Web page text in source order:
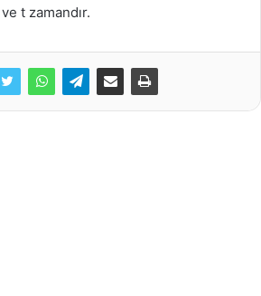
t zamandır.